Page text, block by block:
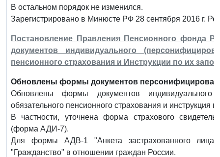
В остальном порядок не изменился.
Зарегистрировано в Минюсте РФ 28 сентября 2016 г.
Постановление Правления Пенсионного фонда
документов индивидуального
пенсионного страхования и Инструкции по их
Обновлены формы документов
Обновлены формы документов индивидуального
обязательного пенсионного страхования и инструкция
В частности, уточнена форма страхового
(форма АДИ-7).
Для формы АДВ-1 "Анкета застрахованного лица"
"Гражданство" в отношении граждан России.